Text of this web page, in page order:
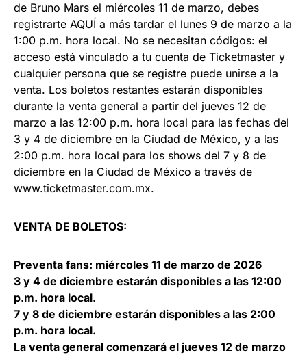
de Bruno Mars el miércoles 11 de marzo, debes
registrarte AQUÍ a más tardar el lunes 9 de marzo a la
1:00 p.m. hora local. No se necesitan códigos: el
acceso está vinculado a tu cuenta de Ticketmaster y
cualquier persona que se registre puede unirse a la
venta. Los boletos restantes estarán disponibles
durante la venta general a partir del jueves 12 de
marzo a las 12:00 p.m. hora local para las fechas del
3 y 4 de diciembre en la Ciudad de México, y a las
2:00 p.m. hora local para los shows del 7 y 8 de
diciembre en la Ciudad de México a través de
www.ticketmaster.com.mx.
VENTA DE BOLETOS:
Preventa fans: miércoles 11 de marzo de 2026
3 y 4 de diciembre estarán disponibles a las 12:00
p.m. hora local.
7 y 8 de diciembre estarán disponibles a las 2:00
p.m. hora local.
La venta general comenzará el jueves 12 de marzo